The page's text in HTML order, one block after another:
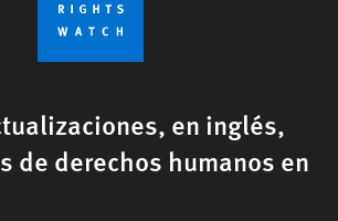
en inglés,
de derechos humanos en